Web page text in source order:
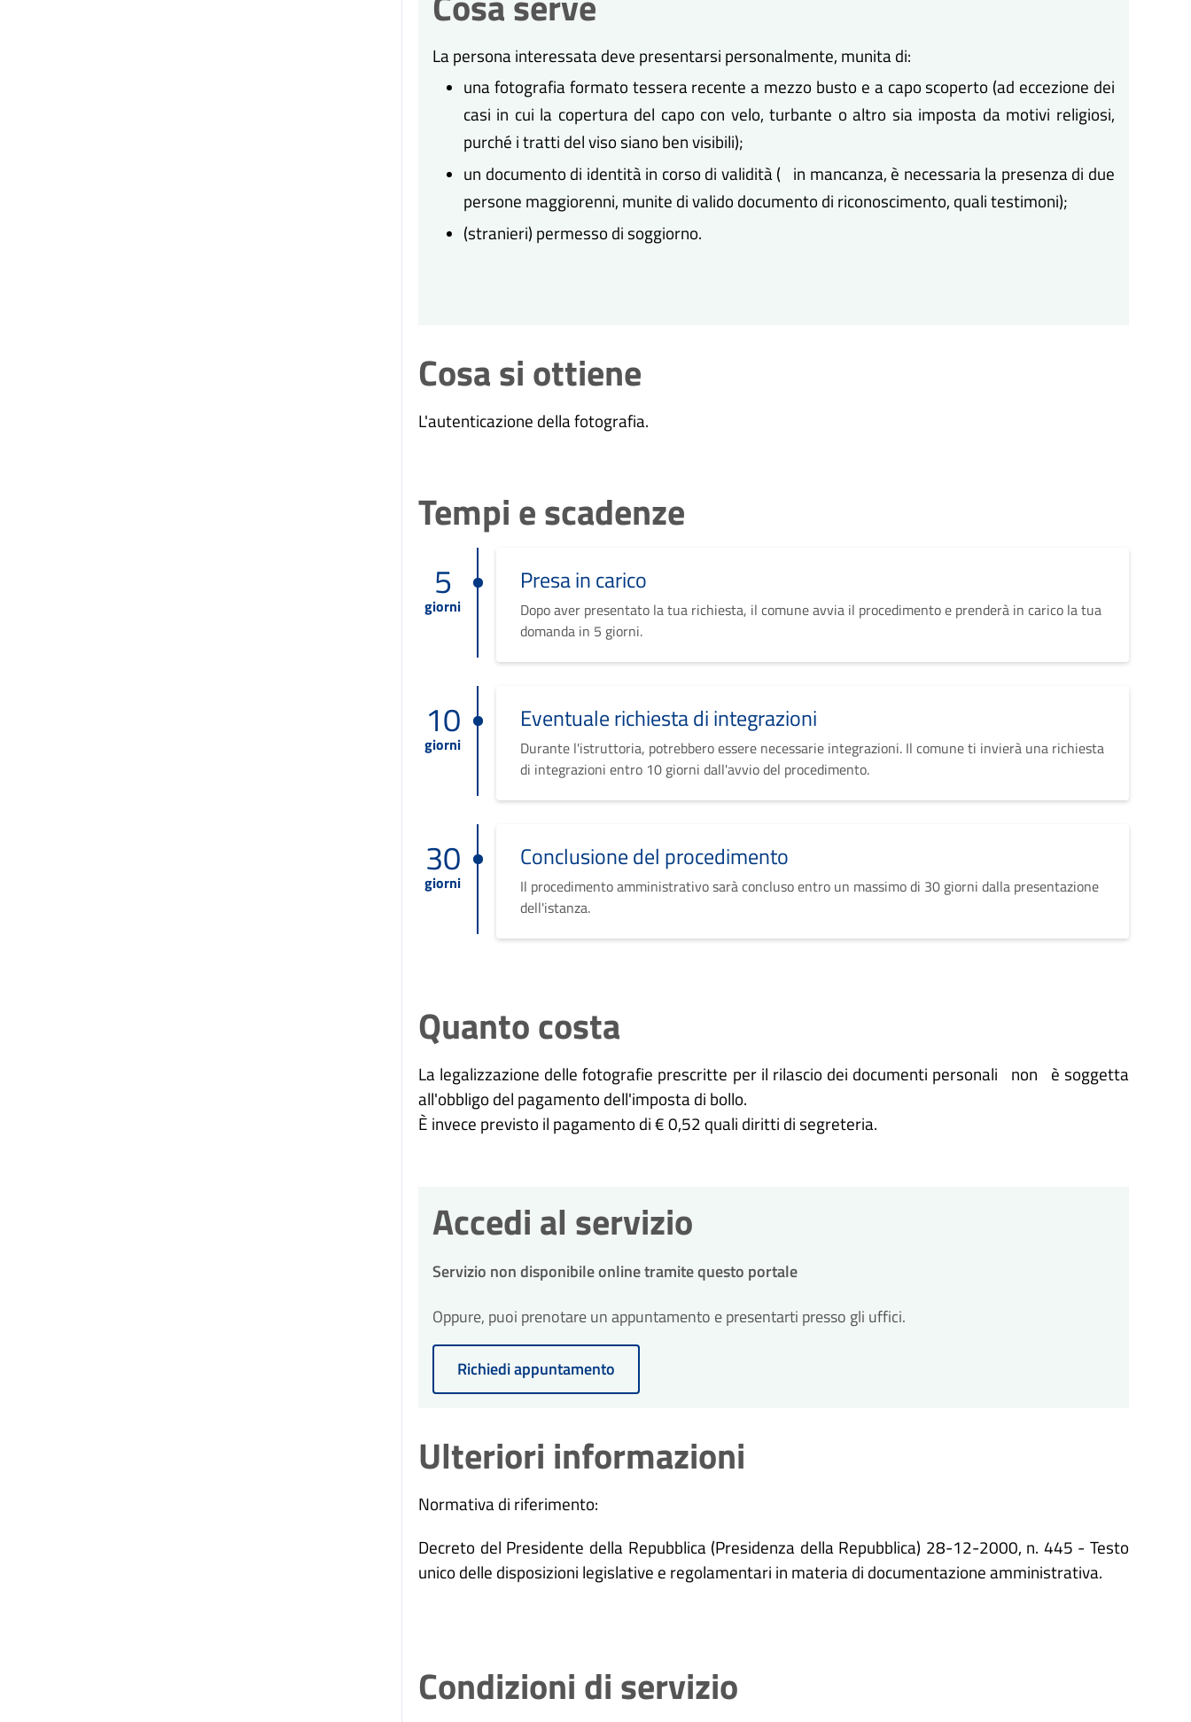
La persona interessata deve presentarsi personalmente, munita di:
una fotografia formato tessera recente a mezzo busto e a capo scoperto (ad eccezione dei
casi in cui la copertura del capo con velo, turbante o altro sia imposta da motivi religiosi,
purché i tratti del viso siano ben visibili);
un documento di identità in corso di validità ( in mancanza, è necessaria la presenza di due
persone maggiorenni, munite di valido documento di riconoscimento, quali testimoni);
(stranieri) permesso di soggiorno.
Cosa si ottiene
L'autenticazione della fotografia.
Tempi e scadenze
5
giorni
Presa in carico
Dopo aver presentato la tua richiesta, il comune avvia il procedimento e prenderà in carico la tua
domanda in 5 giorni.
10
giorni
Eventuale richiesta di integrazioni
Durante l'istruttoria, potrebbero essere necessarie integrazioni. Il comune ti invierà una richiesta
di integrazioni entro 10 giorni dall'avvio del procedimento.
30
giorni
Conclusione del procedimento
Il procedimento amministrativo sarà concluso entro un massimo di 30 giorni dalla presentazione
dell'istanza.
Quanto costa
La legalizzazione delle fotografie prescritte per il rilascio dei documenti personali non è soggetta
all'obbligo del pagamento dell'imposta di bollo.
È invece previsto il pagamento di € 0,52 quali diritti di segreteria.
Accedi al servizio
Servizio non disponibile online tramite questo portale
Oppure, puoi prenotare un appuntamento e presentarti presso gli uffici.
Richiedi appuntamento
Ulteriori informazioni
Normativa di riferimento:
Decreto del Presidente della Repubblica (Presidenza della Repubblica) 28-12-2000, n. 445 - Testo
unico delle disposizioni legislative e regolamentari in materia di documentazione amministrativa.
Condizioni di servizio